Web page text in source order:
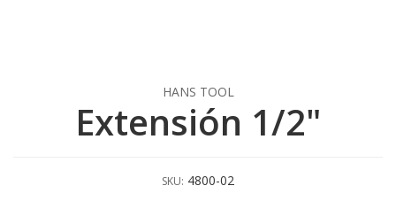
HANS TOOL
Extensión 1/2"
SKU: 4800-02